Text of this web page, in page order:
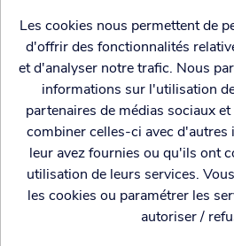
Les cookies nous permettent de
d'offrir des fonctionnalités
et d'analyser notre trafic. Nous
informations sur l'utilisation
partenaires de médias sociaux
combiner celles-ci avec
leur avez fournies ou qu'ils ont
utilisation de leurs services.
les cookies ou paramétrer les
autoriser /